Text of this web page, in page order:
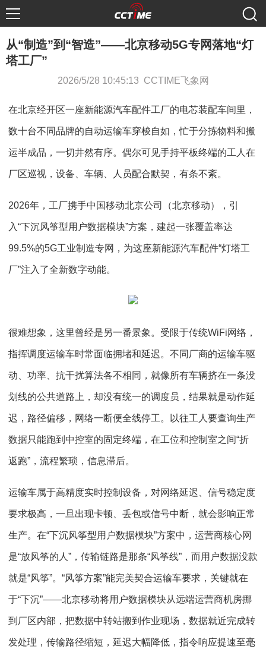
从“制造”到“智造”——北京移动5G专网落地“灯
塔工厂”
2026/5/28 10:45:13 CCTIME飞象网
在北京经开区一座新能源汽车配件工厂的电芯装配车间里，
数十台不同品牌的自动运输车穿梭自如，忙于分拣物料和搬
运半成品，一切井然有序。偶尔可见手持平板终端的工人在
厂区巡视，设备、车辆、人员配合默契，有条不紊。
2026年，工厂携手中国移动北京公司（北京移动），引
入“下沉风筝型用户数据模块”方案，建起一张覆盖率达
99.5%的5G工业制造专网，为这座新能源汽车配件“灯塔工
厂”注入了全新数字动能。
很难想象，这里曾经是另一番景象。受限于传统WiFi网络，
指挥调度运输车时常面临拥堵和延迟。不同厂商的运输车驱
动、功率、抗干扰算法各不相同，就像所有车辆挤在一条没
划线的公共道路上，却没有统一的调度员，结果就是动作延
迟，路径偏移，网络一断便全线停工。以往工人要查询生产
数据只能跑到中控室的固定终端，在工位和控制室之间“折
返跑”，流程繁琐，信息滞后。
运输车属于高精度实时控制设备，对网络延迟、信号稳定度
要求极高，一旦出现卡顿、丢包或信号中断，就会影响正常
生产。在“下沉风筝型用户数据模块”方案中，运营商核心网
是“放风筝的人”，传输链路是那条“风筝线”，而用户数据没款
就是“风筝”。“风筝方案”能完美契合运输车要求，关键就在
于“下沉”——北京移动将用户数据模块从远端运营商机房挪
到厂区内部，把数据中转站搬到作业现场，数据就近完成转
发处理，传输路径缩短，延迟大幅降低，指令响应提速至毫